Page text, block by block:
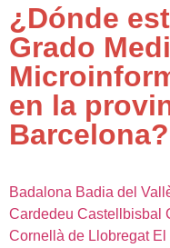
¿Dónde
Grado
en la
Barcelona?
Badalona Badia del
Cardedeu Castellbisbal
Cornellà de Llobregat El